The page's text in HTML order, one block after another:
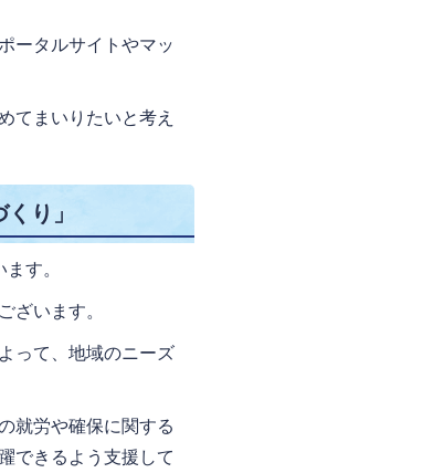
ータルサイトやマッ
てまいりたいと考え
り」
す。
ざいます。
って、地域のニーズ
就労や確保に関する
できるよう支援して